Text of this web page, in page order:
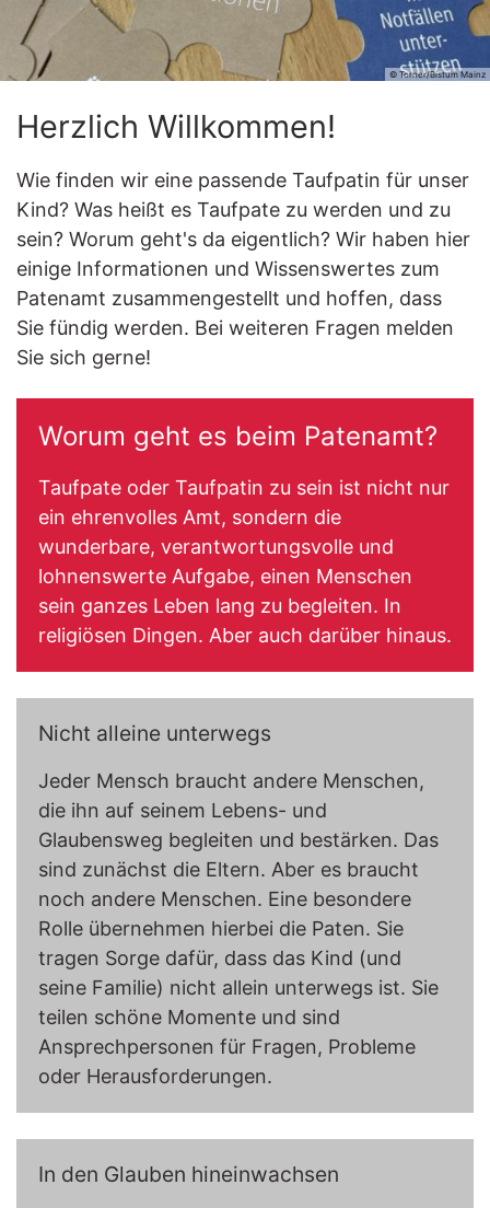
© Torner/Bistum Mainz
Herzlich Willkommen!
Wie finden wir eine passende Taufpatin für unser
Kind? Was heißt es Taufpate zu werden und zu
sein? Worum geht's da eigentlich? Wir haben hier
einige Informationen und Wissenswertes zum
Patenamt zusammengestellt und hoffen, dass
Sie fündig werden. Bei weiteren Fragen melden
Sie sich gerne!
Worum geht es beim Patenamt?
Taufpate oder Taufpatin zu sein ist nicht nur
ein ehrenvolles Amt, sondern die
wunderbare, verantwortungsvolle und
lohnenswerte Aufgabe, einen Menschen
sein ganzes Leben lang zu begleiten. In
religiösen Dingen. Aber auch darüber hinaus.
Nicht alleine unterwegs
Jeder Mensch braucht andere Menschen,
die ihn auf seinem Lebens- und
Glaubensweg begleiten und bestärken. Das
sind zunächst die Eltern. Aber es braucht
noch andere Menschen. Eine besondere
Rolle übernehmen hierbei die Paten. Sie
tragen Sorge dafür, dass das Kind (und
seine Familie) nicht allein unterwegs ist. Sie
teilen schöne Momente und sind
Ansprechpersonen für Fragen, Probleme
oder Herausforderungen.
In den Glauben hineinwachsen